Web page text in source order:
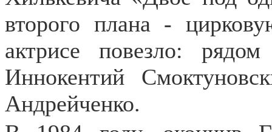
второго плана -
актрисе повезло:
Иннокентий
Андрейченко.